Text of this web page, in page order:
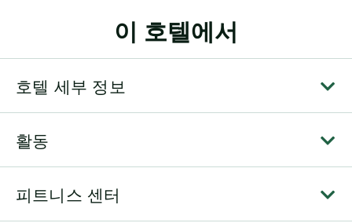
이 호텔에서
호텔 세부 정보
활동
피트니스 센터